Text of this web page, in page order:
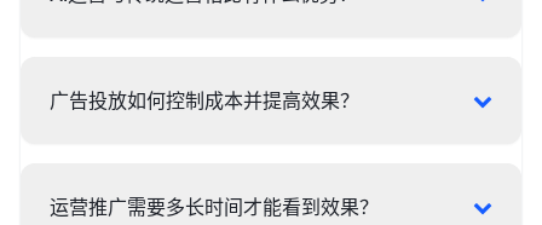
广告投放如何控制成本并提高效果？
运营推广需要多长时间才能看到效果？